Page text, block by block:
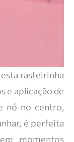
rasteirinha
e aplicação de
nó no centro,
é perfeita
momentos